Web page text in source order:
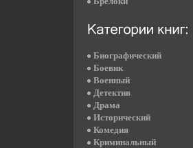
Биографический
Боевик
Военный
Детектив
Драма
Исторический
Комедия
Криминальный